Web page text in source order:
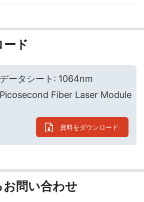
ド
データシート: 1064nm
Picosecond Fiber Laser Module
資料をダウンロード
問い合わせ